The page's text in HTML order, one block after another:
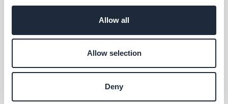
Allow all
Allow selection
Deny
auf dem Markt und die Zahlen steigen